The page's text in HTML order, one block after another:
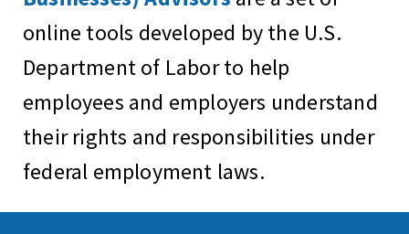
online tools developed by the U.S.
Department of Labor to help
employees and employers understand
their rights and responsibilities under
federal employment laws.